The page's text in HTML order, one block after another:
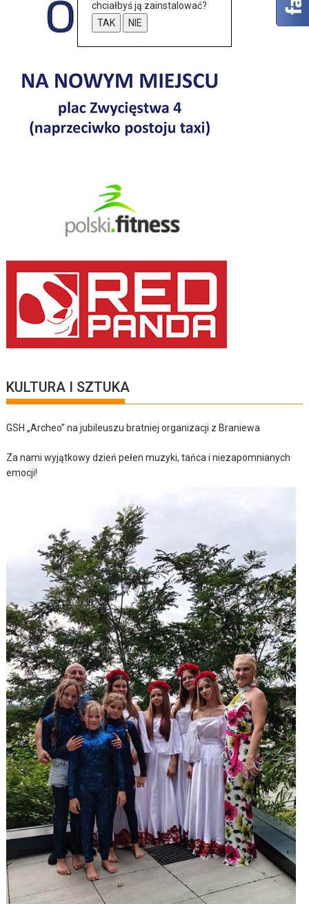
KULTURA I SZTUKA
GSH „Archeo” na jubileuszu bratniej organizacji z Braniewa
Za nami wyjątkowy dzień pełen muzyki, tańca i niezapomnianych
emocji!
chciałbyś ją zainstalować?
TAK
NIE